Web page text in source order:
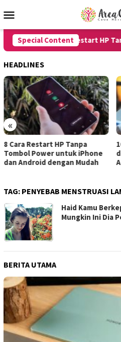
to
Menu
Special Content
8 Cara Restart HP
HEADLINES
«
Cara Restart HP Tanpa
Power untuk iPhone
Android dengan Mudah
TAG: PENYEBAB MENSTRUASI
Haid Kamu
Mungkin Ini Dia
BERITA UTAMA